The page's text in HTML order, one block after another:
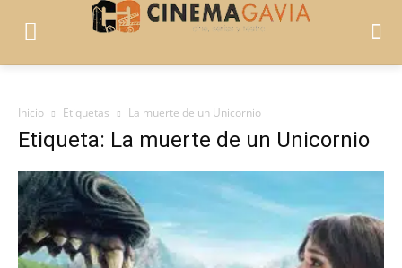
Inicio Etiquetas La muerte de un Unicornio
Etiqueta: La muerte de un Unicornio